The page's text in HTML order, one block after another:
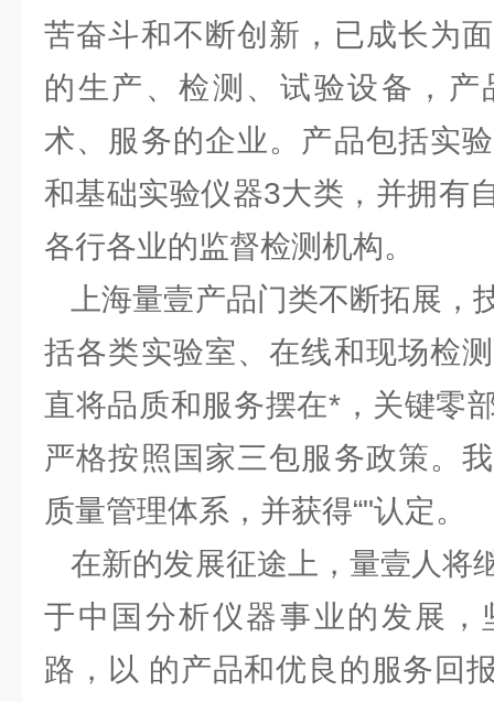
苦奋斗和不断创新，已成长为
的生产、检测、试验设备，
术、服务的企业。产品包括实
和基础实验仪器3大类，并拥有
各行各业的监督检测机构。
上海量壹产品门类不断拓展，
括各类实验室、在线和现场检
直将品质和服务摆在*，关键零
严格按照国家三包服务政策。
质量管理体系，并获得“"认定。
在新的发展征途上，量壹人将
于中国分析仪器事业的发展，
路，以 的产品和优良的服务回